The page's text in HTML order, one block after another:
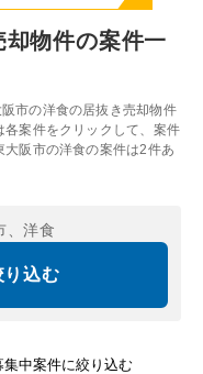
物件の案件一
市の洋食の居抜き売却物件
案件をクリックして、案件
阪市の洋食の案件は2件あ
、洋食
り込む
集中案件に絞り込む